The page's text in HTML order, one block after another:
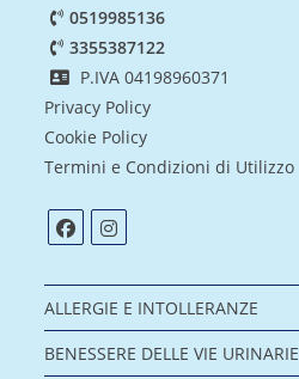
0519985136
3355387122
P.IVA 04198960371
Privacy Policy
Cookie Policy
Termini e Condizioni di Utilizzo
ALLERGIE E INTOLLERANZE
BENESSERE DELLE VIE URINARIE